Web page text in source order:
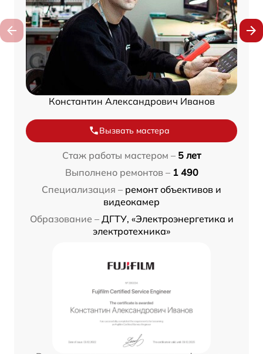
Константин Александрович Иванов
Вызвать мастера
Стаж работы мастером – 5 лет
Выполнено ремонтов – 1 490
Специализация – ремонт объективов и
видеокамер
Образование – ДГТУ, «Электроэнергетика и
электротехника»